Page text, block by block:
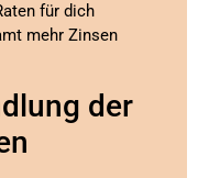
für dich
mehr Zinsen
der